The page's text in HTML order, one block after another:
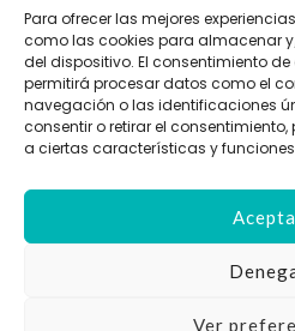
Para ofrecer las mejores
como las cookies para almacenar
del dispositivo. El consentimiento
permitirá procesar datos como el
navegación o las identificaciones
consentir o retirar el
a ciertas características y
Ver
NOTICIAS
© 2024
derechos
Web diseñada por
Política de